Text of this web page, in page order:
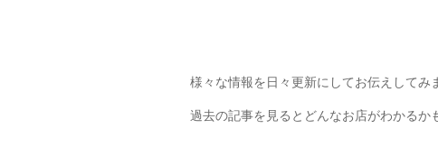
様々な情報を日々更新にしてお伝えしてみ
過去の記事を見るとどんなお店がわかるか